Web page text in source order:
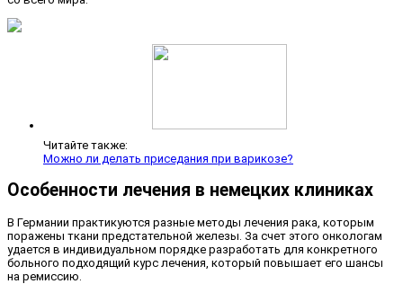
Читайте также:
Можно ли делать приседания при варикозе?
Особенности лечения в немецких клиниках
В Германии практикуются разные методы лечения рака, которым
поражены ткани предстательной железы. За счет этого онкологам
удается в индивидуальном порядке разработать для конкретного
больного подходящий курс лечения, который повышает его шансы
на ремиссию.